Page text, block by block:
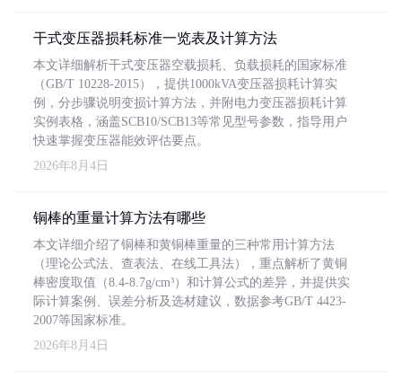
干式变压器损耗标准一览表及计算方法
本文详细解析干式变压器空载损耗、负载损耗的国家标准
（GB/T 10228-2015），提供1000kVA变压器损耗计算实
例，分步骤说明变损计算方法，并附电力变压器损耗计算
实例表格，涵盖SCB10/SCB13等常见型号参数，指导用户
快速掌握变压器能效评估要点。
2026年8月4日
铜棒的重量计算方法有哪些
本文详细介绍了铜棒和黄铜棒重量的三种常用计算方法
（理论公式法、查表法、在线工具法），重点解析了黄铜
棒密度取值（8.4-8.7g/cm³）和计算公式的差异，并提供实
际计算案例、误差分析及选材建议，数据参考GB/T 4423-
2007等国家标准。
2026年8月4日